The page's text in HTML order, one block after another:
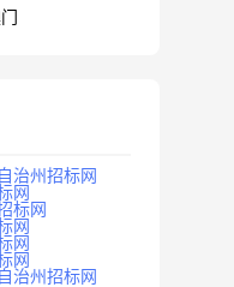
治州招标网
网
标网
网
网
网
治州招标网